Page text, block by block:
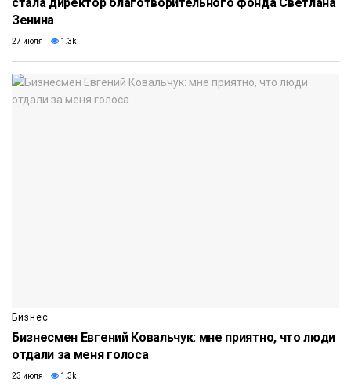
Зенина
27 июля 1.3k
Бизнес
Бизнесмен Евгений Ковальчук: мне приятно, что люди
отдали за меня голоса
23 июля 1.3k